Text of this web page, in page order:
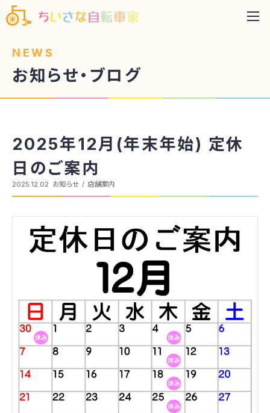
NEWS
お知らせ・ブログ
2025年12月(年末年始) 定休
日のご案内
2025.12.02 お知らせ 店舗案内